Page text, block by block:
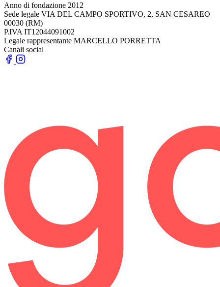
Anno di fondazione 2012
Sede legale VIA DEL CAMPO SPORTIVO, 2, SAN CESAREO
00030 (RM)
P.IVA IT12044091002
Legale rappresentante MARCELLO PORRETTA
Canali social